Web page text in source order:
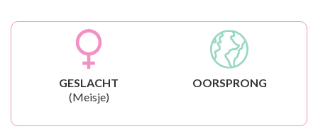
GESLACHT
(Meisje)
OORSPRONG